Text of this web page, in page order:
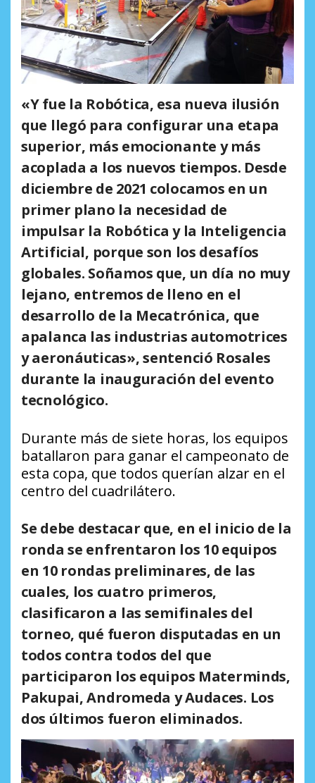
«Y fue la Robótica, esa nueva ilusión
que llegó para configurar una etapa
superior, más emocionante y más
acoplada a los nuevos tiempos. Desde
diciembre de 2021 colocamos en un
primer plano la necesidad de
impulsar la Robótica y la Inteligencia
Artificial, porque son los desafíos
globales. Soñamos que, un día no muy
lejano, entremos de lleno en el
desarrollo de la Mecatrónica, que
apalanca las industrias automotrices
y aeronáuticas», sentenció Rosales
durante la inauguración del evento
tecnológico.
Durante más de siete horas, los equipos
batallaron para ganar el campeonato de
esta copa, que todos querían alzar en el
centro del cuadrilátero.
Se debe destacar que, en el inicio de la
ronda se enfrentaron los 10 equipos
en 10 rondas preliminares, de las
cuales, los cuatro primeros,
clasificaron a las semifinales del
torneo, qué fueron disputadas en un
todos contra todos del que
participaron los equipos Materminds,
Pakupai, Andromeda y Audaces. Los
dos últimos fueron eliminados.